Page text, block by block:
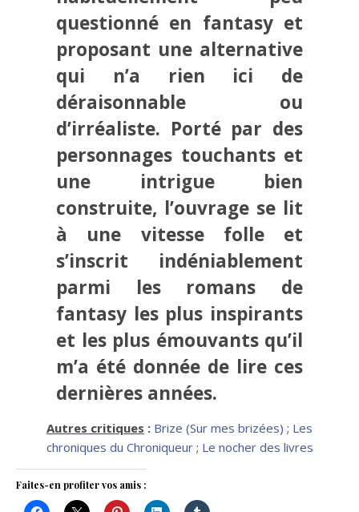
questionné en fantasy et
proposant une alternative
qui n’a rien ici de
déraisonnable ou
d’irréaliste. Porté par des
personnages touchants et
une intrigue bien
construite, l’ouvrage se lit
à une vitesse folle et
s’inscrit indéniablement
parmi les romans de
fantasy les plus inspirants
et les plus émouvants qu’il
m’a été donnée de lire ces
dernières années.
Autres critiques : Brize (Sur mes brizées) ; Les
chroniques du Chroniqueur; Le nocher des livres
Faites-en profiter vos amis :